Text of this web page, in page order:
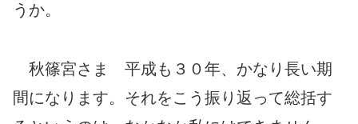
うか。
秋篠宮さま 平成も３０年、かなり長い期
間になります。それをこう振り返って総括す